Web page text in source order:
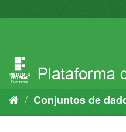
para
Conjuntos de